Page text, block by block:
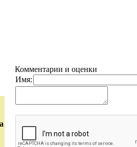
Комментарии и оценки
Имя: